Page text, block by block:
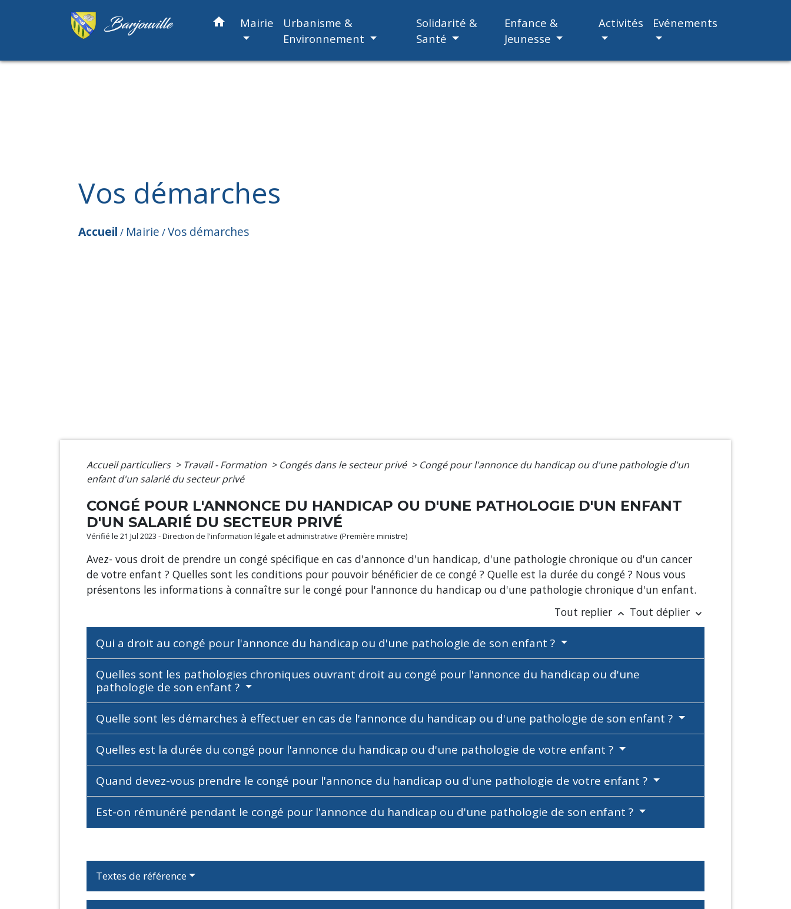
home Mairie
Urbanisme &
Environnement
Solidarité &
Santé
Enfance &
Jeunesse
Activités Evénements
Vos démarches
Accueil / Mairie /Vos démarches
Accueil particuliers > Travail - Formation > Congés dans le secteur privé > Congé pour l'annonce du handicap ou d'une pathologie d'un
enfant d'un salarié du secteur privé
CONGÉ POUR L'ANNONCE DU HANDICAP OU D'UNE PATHOLOGIE D'UN ENFANT
D'UN SALARIÉ DU SECTEUR PRIVÉ
Vérifié le 21 Jul 2023 - Direction de l'information légale et administrative (Première ministre)
Avez- vous droit de prendre un congé spécifique en cas d'annonce d'un handicap, d'une pathologie chronique ou d'un cancer
de votre enfant ? Quelles sont les conditions pour pouvoir bénéficier de ce congé ? Quelle est la durée du congé ? Nous vous
présentons les informations à connaître sur le congé pour l'annonce du handicap ou d'une pathologie chronique d'un enfant.
Tout replier keyboard_arrow_up Tout déplier keyboard_arrow_down
Qui a droit au congé pour l'annonce du handicap ou d'une pathologie de son enfant ?
Quelles sont les pathologies chroniques ouvrant droit au congé pour l'annonce du handicap ou d'une
pathologie de son enfant ?
Quelle sont les démarches à effectuer en cas de l'annonce du handicap ou d'une pathologie de son enfant ?
Quelles est la durée du congé pour l'annonce du handicap ou d'une pathologie de votre enfant ?
Quand devez-vous prendre le congé pour l'annonce du handicap ou d'une pathologie de votre enfant ?
Est-on rémunéré pendant le congé pour l'annonce du handicap ou d'une pathologie de son enfant ?
Textes de référence